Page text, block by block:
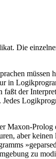
Die
müssen
in
der
Maxon-
aber
zu